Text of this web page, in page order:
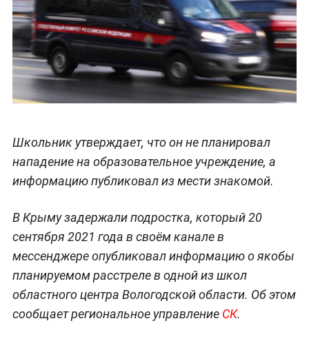
Школьник утверждает, что он не планировал
нападение на образовательное учреждение, а
информацию публиковал из мести знакомой.
В Крыму задержали подростка, который 20
сентября 2021 года в своём канале в
мессенджере опубликовал информацию о якобы
планируемом расстреле в одной из школ
областного центра Вологодской области. Об этом
сообщает региональное управление СК.